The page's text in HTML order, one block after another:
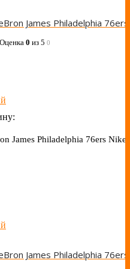
Оценка 0 из 5 0
James Philadelphia 76ers Nike